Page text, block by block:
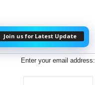
Join us for Latest Update
Enter your email address: